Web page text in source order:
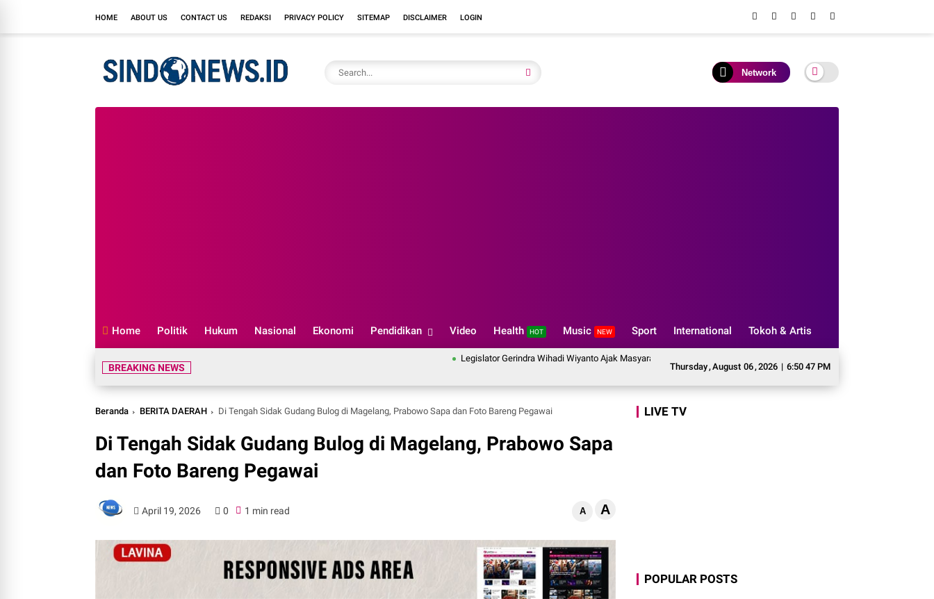
HOME ABOUT US CONTACT US REDAKSI PRIVACY POLICY SITEMAP DISCLAIMER LOGIN
Network
Home Politik Hukum Nasional Ekonomi Pendidikan Video Health HOT Music NEW Sport International Tokoh & Artis
Thursday,August 06,2026 | 6:50 48 PM
BREAKING NEWS
Legislator Gerindra Wihadi Wiyanto Ajak Masyarakat Awasi Program Makan Bergizi Gratis agar Tepat Sasaran
Beranda BERITA DAERAH Di Tengah Sidak Gudang Bulog di Magelang, Prabowo Sapa dan Foto Bareng Pegawai
Di Tengah Sidak Gudang Bulog di Magelang, Prabowo Sapa
dan Foto Bareng Pegawai
April 19, 2026 0 1 min read A A
LIVE TV
POPULAR POSTS